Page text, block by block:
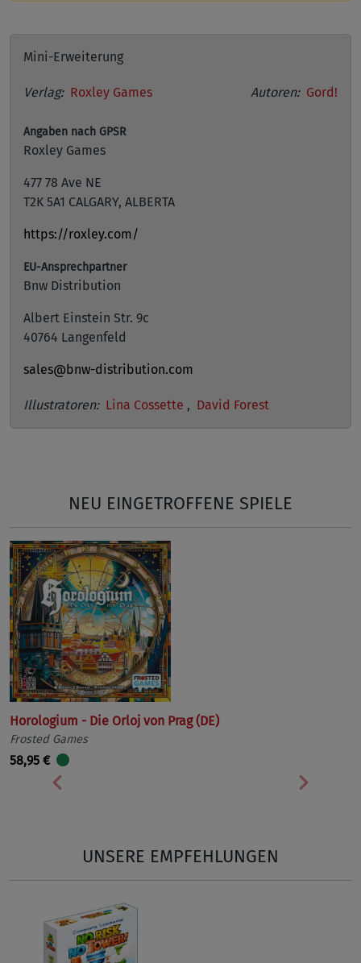
Mini-Erweiterung
Verlag: Roxley Games
Angaben nach GPSR
Roxley Games
477 78 Ave NE
T2K 5A1 CALGARY, ALBERTA
https://roxley.com/
EU-Ansprechpartner
Bnw Distribution
Albert Einstein Str. 9c
40764 Langenfeld
sales@bnw-distribution.com
Autoren: Gord!
Illustratoren: Lina Cossette , David Forest
NEU EINGETROFFENE SPIELE
Horologium - Die Orloj von Prag (DE)
Frosted Games
58,95 €
Vorherige
UNSERE EMPFEHLUNGEN